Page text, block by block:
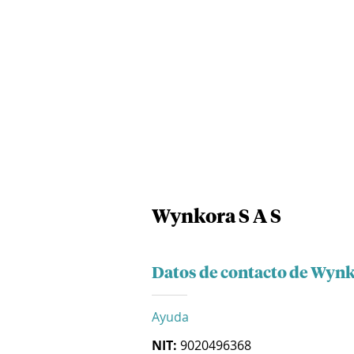
Wynkora S A S
Datos de contacto de
Ayuda
NIT: 9020496368